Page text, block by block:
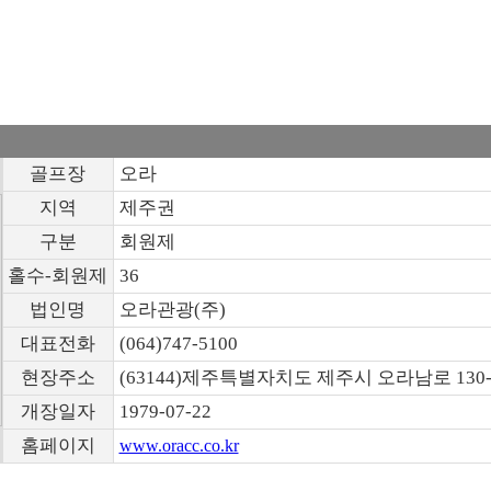
골프장
오라
지역
제주권
구분
회원제
홀수-회원제
36
법인명
오라관광(주)
대표전화
(064)747-5100
현장주소
(63144)제주특별자치도 제주시 오라남로
개장일자
1979-07-22
홈페이지
www.oracc.co.kr